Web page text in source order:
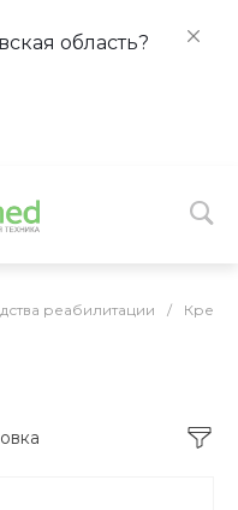
область?
реабилитации /